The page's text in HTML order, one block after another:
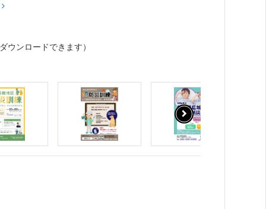
ウンロードできます）